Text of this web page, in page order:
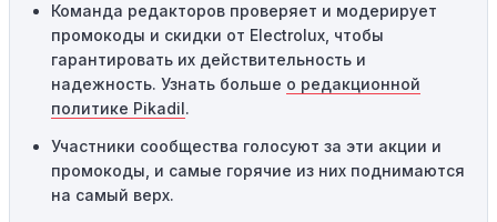
предназначены только для однократного
использования. Если код уже был использован кем-то
другим, он не будет действовать повторно.
Технические сбои:
привести к неработоспособности кодов промокодов. В
таких случаях следует обратиться за помощью в
службу поддержки.
Команда редакторов проверяет и модерирует
промокоды и скидки от Electrolux, чтобы
гарантировать их действительность и
надежность. Узнать больше о редакционной
политике Pikadil.
Участники сообщества голосуют за эти акции и
промокоды, и самые горячие из них поднимаются
на самый верх.